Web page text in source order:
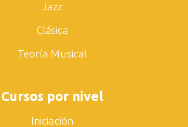
Jazz
Clásica
Teoría Musical
Cursos por nivel
Iniciación